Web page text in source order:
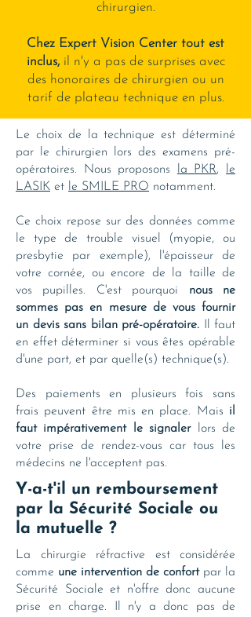
chirurgien.
Chez Expert Vision Center tout est
inclus,il n'y a pas de surprises avec
des honoraires de chirurgien ou un
tarif de plateau technique en plus.
Le choix de la technique est déterminé
par le chirurgien lors des examens pré-
opératoires. Nous proposons
la PKR,
le
LASIK et le SMILE PRO notamment.
Ce choix repose sur des données comme
le type de trouble visuel (myopie, ou
presbytie par exemple), l'épaisseur de
votre cornée, ou encore de la taille de
vos pupilles. C'est pourquoi nous ne
sommes pas en mesure de vous fournir
un devis sans bilan pré-opératoire.
Il faut
en effet déterminer si vous êtes opérable
d'une part, et par quelle(s) technique(s).
Des paiements en plusieurs fois sans
frais peuvent être mis en place. Mais il
faut impérativement le signaler
lors de
votre prise de rendez-vous car tous les
médecins ne l'acceptent pas.
Y-a-t'il un remboursement
par la Sécurité Sociale ou
la mutuelle ?
La chirurgie réfractive est considérée
comme une intervention de confortpar la
Sécurité Sociale et n'offre donc aucune
prise en charge. Il n'y a donc pas de